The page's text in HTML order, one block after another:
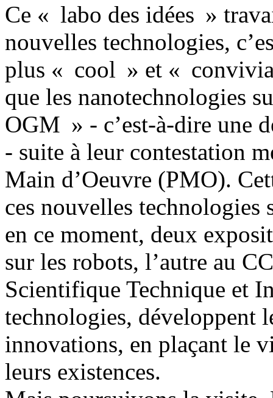
Ce « labo des idées »
nouvelles technologies,
plus « cool » et «
que les nanotechnologies
OGM » - c’est-à-dire une
- suite à leur contestation
Main d’Oeuvre (PMO).
ces nouvelles technologies
en ce moment, deux
sur les robots, l’autre au
Scientifique Technique et
technologies, développent
innovations, en plaçant le
leurs existences.